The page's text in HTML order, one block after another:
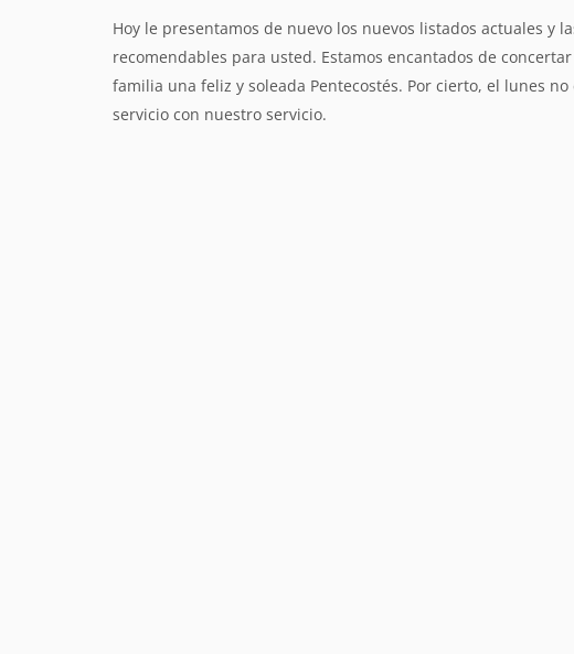
Hoy le presentamos de nuevo los nuevos listados actuales
recomendables para usted. Estamos encantados de
familia una feliz y soleada Pentecostés. Por cierto, el lunes
servicio con nuestro servicio.